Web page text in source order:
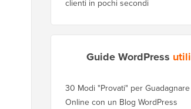
clienti in pochi secondi
Guide WordPress utili
30 Modi "Provati" per Guadagnare
Online con un Blog WordPress